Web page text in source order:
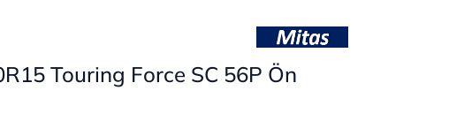
Touring Force SC 56P Ön